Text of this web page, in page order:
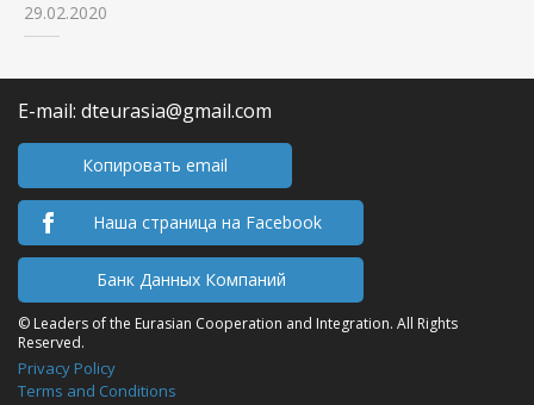
29.02.2020
E-mail: dteurasia@gmail.com
Копировать email
Наша страница на Facebook
Банк Данных Компаний
© Leaders of the Eurasian Cooperation and Integration. All Rights
Reserved.
Privacy Policy
Terms and Conditions